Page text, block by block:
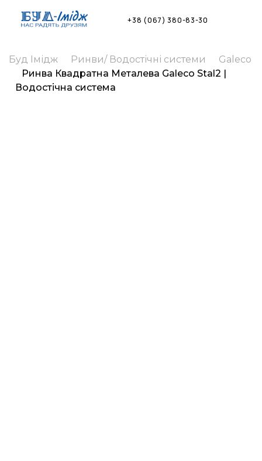
to
+38 (067) 380-83-30
Буд Імідж Ринви/ Водостічні системи
Galeco
Ринва Квадратна Металева Galeco Stal2 |
Водостічна система